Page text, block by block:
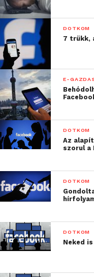
DOTKOM
7 trükk,
E-
DOTKOM
Az
szorul a
DOTKOM
DOTKOM
Neked